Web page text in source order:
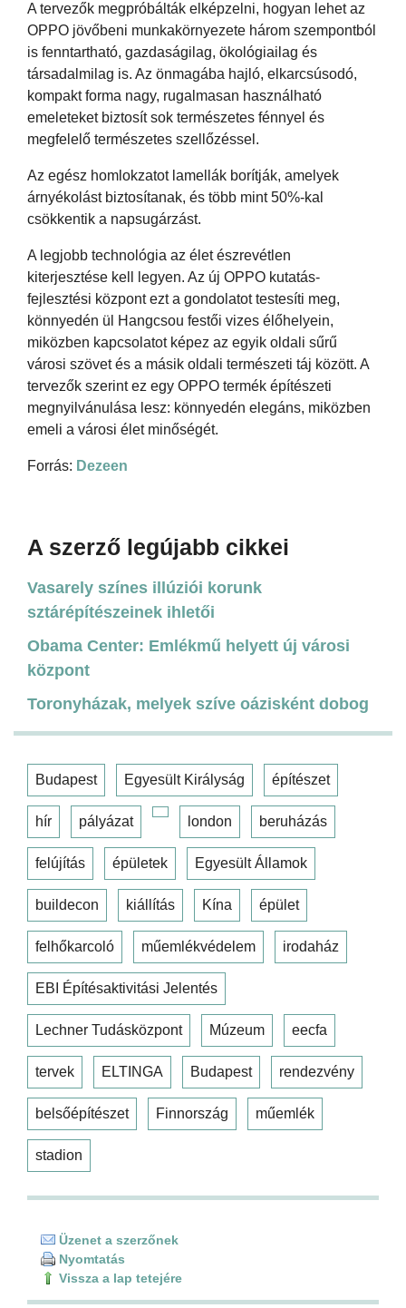
A tervezők megpróbálták elképzelni, hogyan lehet az
OPPO jövőbeni munkakörnyezete három szempontból
is fenntartható, gazdaságilag, ökológiailag és
társadalmilag is. Az önmagába hajló, elkarcsúsodó,
kompakt forma nagy, rugalmasan használható
emeleteket biztosít sok természetes fénnyel és
megfelelő természetes szellőzéssel.
Az egész homlokzatot lamellák borítják, amelyek
árnyékolást biztosítanak, és több mint 50%-kal
csökkentik a napsugárzást.
A legjobb technológia az élet észrevétlen
kiterjesztése kell legyen. Az új OPPO kutatás-
fejlesztési központ ezt a gondolatot testesíti meg,
könnyedén ül Hangcsou festői vizes élőhelyein,
miközben kapcsolatot képez az egyik oldali sűrű
városi szövet és a másik oldali természeti táj között. A
tervezők szerint ez egy OPPO termék építészeti
megnyilvánulása lesz: könnyedén elegáns, miközben
emeli a városi élet minőségét.
Forrás: Dezeen
A szerző legújabb cikkei
Vasarely színes illúziói korunk
sztárépítészeinek ihletői
Obama Center: Emlékmű helyett új városi
központ
Toronyházak, melyek szíve oázisként dobog
Budapest Egyesült Királyság építészet
hír pályázat london beruházás
felújítás épületek Egyesült Államok
buildecon kiállítás Kína épület
felhőkarcoló műemlékvédelem irodaház
EBI Építésaktivitási Jelentés
Lechner Tudásközpont Múzeum eecfa
tervek ELTINGA Budapest rendezvény
belsőépítészet Finnország műemlék
stadion
Üzenet a szerzőnek
Nyomtatás
Vissza a lap tetejére